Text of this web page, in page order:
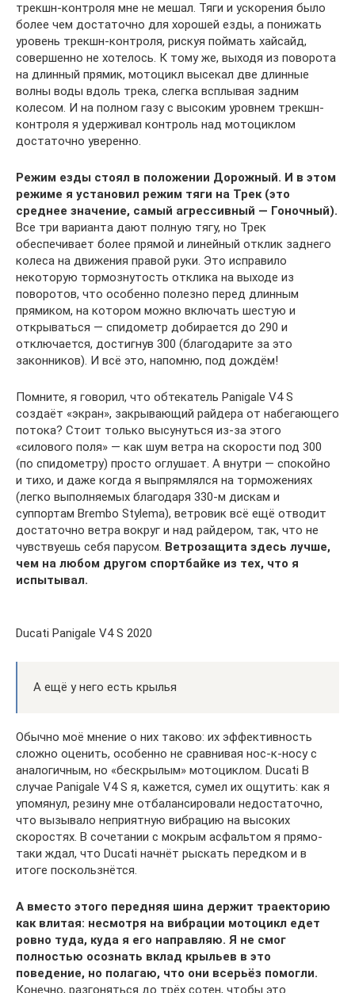
трекшн-контроля мне не мешал. Тяги и ускорения было
более чем достаточно для хорошей езды, а понижать
уровень трекшн-контроля, рискуя поймать хайсайд,
совершенно не хотелось. К тому же, выходя из поворота
на длинный прямик, мотоцикл высекал две длинные
волны воды вдоль трека, слегка всплывая задним
колесом. И на полном газу с высоким уровнем трекшн-
контроля я удерживал контроль над мотоциклом
достаточно уверенно.
Режим езды стоял в положении Дорожный. И в этом
режиме я установил режим тяги на Трек (это
среднее значение, самый агрессивный — Гоночный).
Все три варианта дают полную тягу, но Трек
обеспечивает более прямой и линейный отклик заднего
колеса на движения правой руки. Это исправило
некоторую тормознутость отклика на выходе из
поворотов, что особенно полезно перед длинным
прямиком, на котором можно включать шестую и
открываться — спидометр добирается до 290 и
отключается, достигнув 300 (благодарите за это
законников). И всё это, напомню, под дождём!
Помните, я говорил, что обтекатель Panigale V4 S
создаёт «экран», закрывающий райдера от набегающего
потока? Стоит только высунуться из-за этого
«силового поля» — как шум ветра на скорости под 300
(по спидометру) просто оглушает. А внутри — спокойно
и тихо, и даже когда я выпрямлялся на торможениях
(легко выполняемых благодаря 330-м дискам и
суппортам Brembo Stylema), ветровик всё ещё отводит
достаточно ветра вокруг и над райдером, так, что не
чувствуешь себя парусом. Ветрозащита здесь лучше,
чем на любом другом спортбайке из тех, что я
испытывал.
Ducati Panigale V4 S 2020
А ещё у него есть крылья
Обычно моё мнение о них таково: их эффективность
сложно оценить, особенно не сравнивая нос-к-носу с
аналогичным, но «бескрылым» мотоциклом. Ducati В
случае Panigale V4 S я, кажется, сумел их ощутить: как я
упомянул, резину мне отбалансировали недостаточно,
что вызывало неприятную вибрацию на высоких
скоростях. В сочетании с мокрым асфальтом я прямо-
таки ждал, что Ducati начнёт рыскать передком и в
итоге поскользнётся.
А вместо этого передняя шина держит траекторию
как влитая: несмотря на вибрации мотоцикл едет
ровно туда, куда я его направляю. Я не смог
полностью осознать вклад крыльев в это
поведение, но полагаю, что они всерьёз помогли.
Конечно, разгоняться до трёх сотен, чтобы это